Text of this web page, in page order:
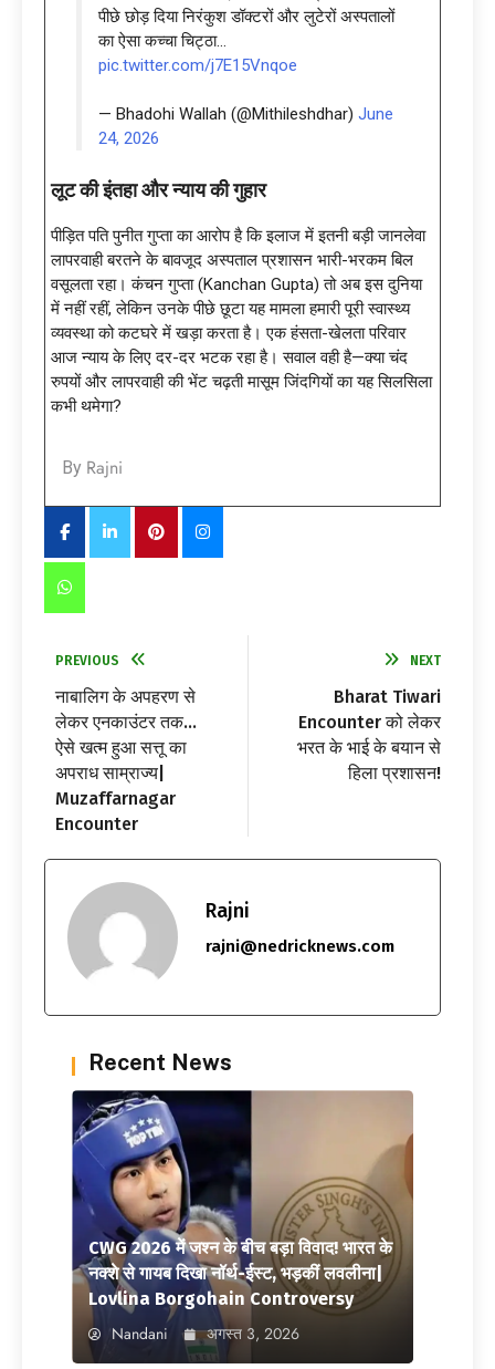
पीछे छोड़ द‍िया न‍िरंकुश डॉक्‍टरों और लुटेरों अस्‍पतालों
का ऐसा कच्‍चा च‍िट्ठा…
pic.twitter.com/j7E15Vnqoe
— Bhadohi Wallah (@Mithileshdhar) June
24, 2026
लूट की इंतहा और न्याय की गुहार
पीड़ित पति पुनीत गुप्ता का आरोप है कि इलाज में इतनी बड़ी जानलेवा
लापरवाही बरतने के बावजूद अस्पताल प्रशासन भारी-भरकम बिल
वसूलता रहा। कंचन गुप्ता (Kanchan Gupta) तो अब इस दुनिया
में नहीं रहीं, लेकिन उनके पीछे छूटा यह मामला हमारी पूरी स्वास्थ्य
व्यवस्था को कटघरे में खड़ा करता है। एक हंसता-खेलता परिवार
आज न्याय के लिए दर-दर भटक रहा है। सवाल वही है—क्या चंद
रुपयों और लापरवाही की भेंट चढ़ती मासूम जिंदगियों का यह सिलसिला
कभी थमेगा?
By Rajni
PREVIOUS
नाबालिग के अपहरण से
लेकर एनकाउंटर तक…
ऐसे खत्म हुआ सत्तू का
अपराध साम्राज्य|
Muzaffarnagar
Encounter
NEXT
Bharat Tiwari
Encounter को लेकर
भरत के भाई के बयान से
हिला प्रशासन!
Rajni
rajni@nedricknews.com
Recent News
CWG 2026 में जश्न के बीच बड़ा विवाद! भारत के
नक्शे से गायब दिखा नॉर्थ-ईस्ट, भड़कीं लवलीना|
Lovlina Borgohain Controversy
Nandani अगस्त 3, 2026